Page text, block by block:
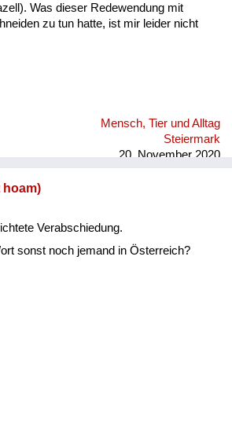
Was dieser Redewendung mit
zu tun hatte, ist mir leider nicht
Mensch, Tier und Alltag
Steiermark
20. November 2020
hoam)
Verabschiedung.
sonst noch jemand in Österreich?